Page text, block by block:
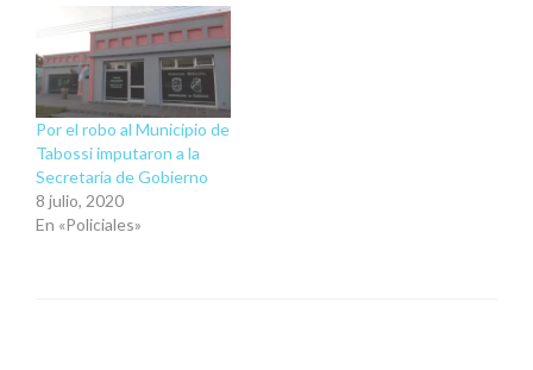
Por el robo al Municipio de
Tabossi imputaron a la
Secretaria de Gobierno
8 julio, 2020
En «Policiales»